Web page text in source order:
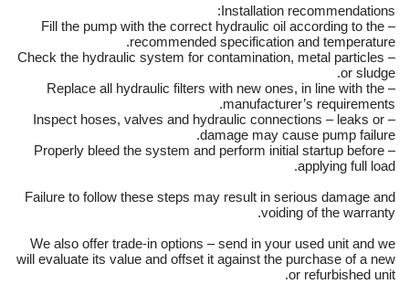
Installation recommendations:
– Fill the pump with the correct hydraulic oil according to the
recommended specification and temperature.
– Check the hydraulic system for contamination, metal particles
or sludge.
– Replace all hydraulic filters with new ones, in line with the
manufacturer’s requirements.
– Inspect hoses, valves and hydraulic connections – leaks or
damage may cause pump failure.
– Properly bleed the system and perform initial startup before
applying full load.
Failure to follow these steps may result in serious damage and
voiding of the warranty.
We also offer trade-in options – send in your used unit and we
will evaluate its value and offset it against the purchase of a new
or refurbished unit.